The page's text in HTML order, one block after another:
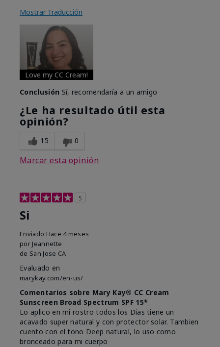
Mostrar Traducción
Love my CC Cream!
Conclusión Sí, recomendaría a un amigo
¿Le ha resultado útil esta
opinión?
15 0
Marcar esta opinión
5
Si
Enviado Hace 4 meses
por Jeannette
de San Jose CA
Evaluado en
marykay.com/en-us/
Comentarios sobre Mary Kay® CC Cream
Sunscreen Broad Spectrum SPF 15*
Lo aplico en mi rostro todos los Dias tiene un
acavado super natural y con protector solar. Tambien
cuento con el tono Deep natural, lo uso como
bronceado para mi cuerpo